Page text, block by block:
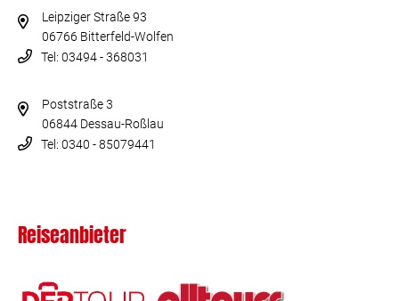
Leipziger Straße 93
06766 Bitterfeld-Wolfen
Tel: 03494 - 368031
Poststraße 3
06844 Dessau-Roßlau
Tel: 0340 - 85079441
Reiseanbieter